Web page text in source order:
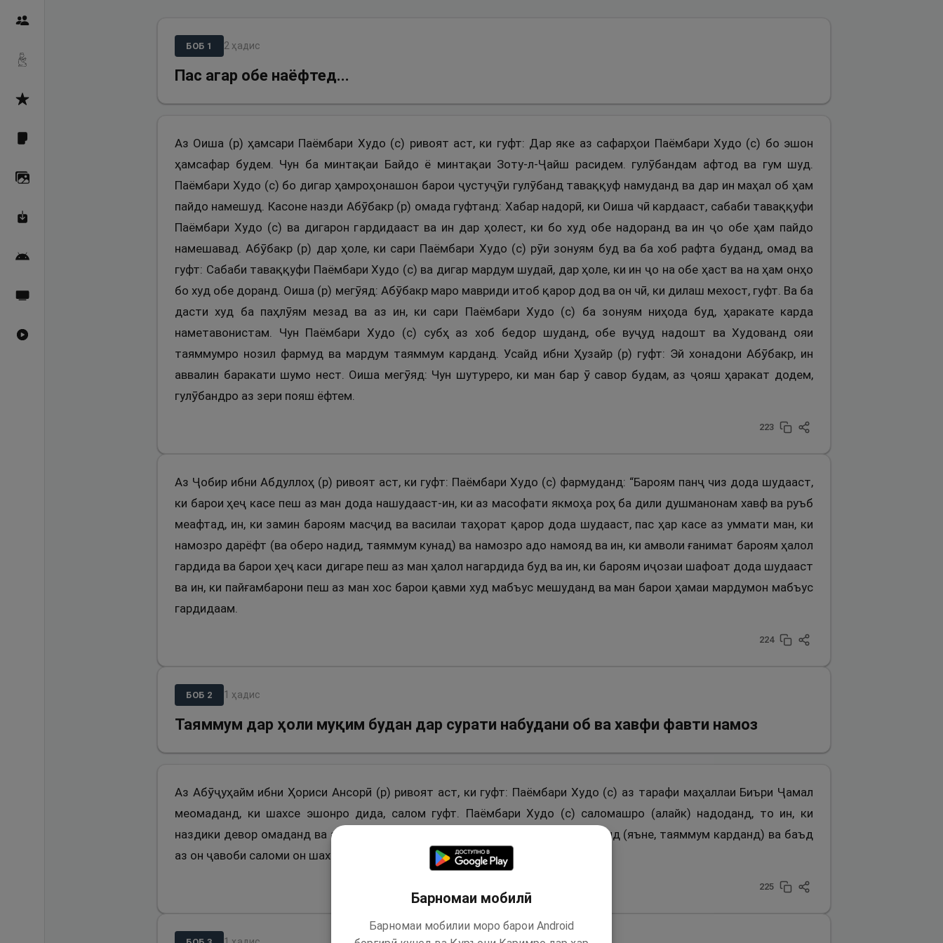
БОБ 1 2 ҳадис
Пас агар обе наёфтед...
Аз Оиша (р) ҳамсари Паёмбари Худо (с) ривоят аст, ки гуфт: Дар яке аз сафарҳои Паёмбари Худо (с) бо эшон
ҳамсафар будем. Чун ба минтақаи Байдо ё минтақаи Зоту-л-Ҷайш расидем. гулӯбандам афтод ва гум шуд.
Паёмбари Худо (с) бо дигар ҳамроҳонашон барои ҷустуҷӯи гулӯбанд таваққуф намуданд ва дар ин маҳал об ҳам
пайдо намешуд. Касоне назди Абӯбакр (р) омада гуфтанд: Хабар надорӣ, ки Оиша чӣ кардааст, сабаби таваққуфи
Паёмбари Худо (с) ва дигарон гардидааст ва ин дар ҳолест, ки бо худ обе надоранд ва ин ҷо обе ҳам пайдо
намешавад. Абӯбакр (р) дар ҳоле, ки сари Паёмбари Худо (с) рӯи зонуям буд ва ба хоб рафта буданд, омад ва
гуфт: Сабаби таваққуфи Паёмбари Худо (с) ва дигар мардум шудаӣ, дар ҳоле, ки ин ҷо на обе ҳаст ва на ҳам онҳо
бо худ обе доранд. Оиша (р) мегӯяд: Абӯбакр маро мавриди итоб қарор дод ва он чӣ, ки дилаш мехост, гуфт. Ва ба
дасти худ ба паҳлӯям мезад ва аз ин, ки сари Паёмбари Худо (с) ба зонуям ниҳода буд, ҳаракате карда
наметавонистам. Чун Паёмбари Худо (с) субҳ аз хоб бедор шуданд, обе вуҷуд надошт ва Худованд ояи
таяммумро нозил фармуд ва мардум таяммум карданд. Усайд ибни Ҳузайр (р) гуфт: Эй хонадони Абӯбакр, ин
аввалин баракати шумо нест. Оиша мегӯяд: Чун шутуреро, ки ман бар ӯ савор будам, аз ҷояш ҳаракат додем,
гулӯбандро аз зери пояш ёфтем.
223
Аз Ҷобир ибни Абдуллоҳ (р) ривоят аст, ки гуфт: Паёмбари Худо (с) фармуданд: “Бароям панҷ чиз дода шудааст,
ки барои ҳеҷ касе пеш аз ман дода нашудааст-ин, ки аз масофати якмоҳа роҳ ба дили душманонам хавф ва руъб
меафтад, ин, ки замин бароям масҷид ва василаи таҳорат қарор дода шудааст, пас ҳар касе аз уммати ман, ки
намозро дарёфт (ва оберо надид, таяммум кунад) ва намозро адо намояд ва ин, ки амволи ғанимат бароям ҳалол
гардида ва барои ҳеҷ каси дигаре пеш аз ман ҳалол нагардида буд ва ин, ки бароям иҷозаи шафоат дода шудааст
ва ин, ки пайғамбарони пеш аз ман хос барои қавми худ мабъус мешуданд ва ман барои ҳамаи мардумон мабъус
гардидаам.
224
БОБ 2 1 ҳадис
Таяммум дар ҳоли муқим будан дар сурати набудани об ва хавфи фавти намоз
Аз Абӯҷуҳайм ибни Ҳориси Ансорӣ (р) ривоят аст, ки гуфт: Паёмбари Худо (с) аз тарафи маҳаллаи Биъри Ҷамал
меомаданд, ки шахсе эшонро дида, салом гуфт. Паёмбари Худо (с) саломашро (алайк) надоданд, то ин, ки
наздики девор омаданд ва аз он девор бар рӯй ва дастҳои худ масҳ намуданд (яъне, таяммум карданд) ва баъд
аз он ҷавоби саломи он шахсро доданд.
225
Барномаи мобилӣ
Барномаи мобилии моро барои Android